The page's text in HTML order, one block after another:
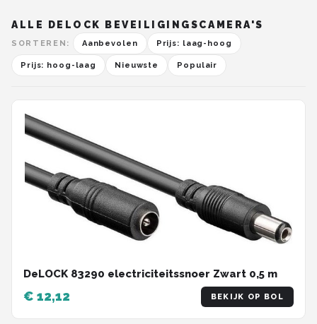
ALLE DELOCK BEVEILIGINGSCAMERA'S
SORTEREN: Aanbevolen Prijs: laag-hoog
Prijs: hoog-laag Nieuwste Populair
DeLOCK 83290 electriciteitssnoer Zwart 0,5 m
€ 12,12 BEKIJK OP BOL